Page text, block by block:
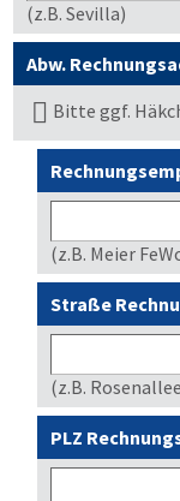
(z.B. Sevilla)
Abw.
Bitte ggf.
(z.B. Meier
Straße
(z.B.
PLZ